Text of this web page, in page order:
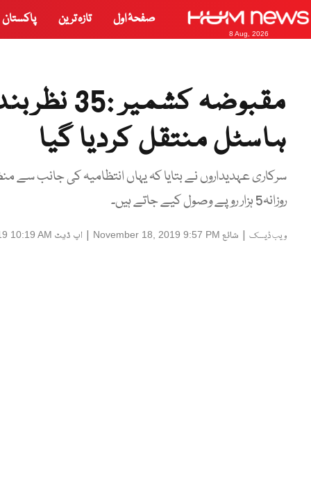
8 Aug, 2026
صفحۂ اول تازہ ترین پاکستان
مقبوضہ
ہاسٹل منتقل کردیا گیا
روزانہ5 ہزار روپے وصول کیے جاتے ہیں۔
ویب ڈیسک | شائع November 18, 2019 9:57 PM
| اپ ڈیٹ 10:19 AM